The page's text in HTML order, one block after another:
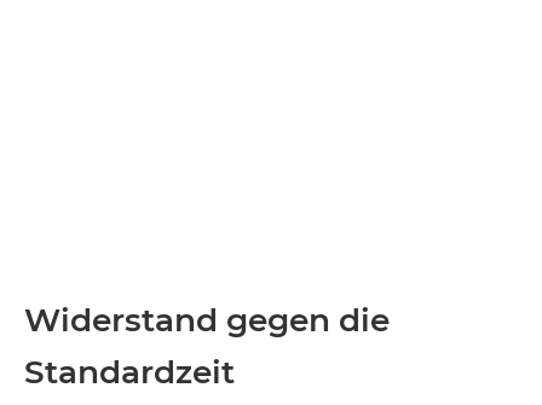
Widerstand gegen die
Standardzeit